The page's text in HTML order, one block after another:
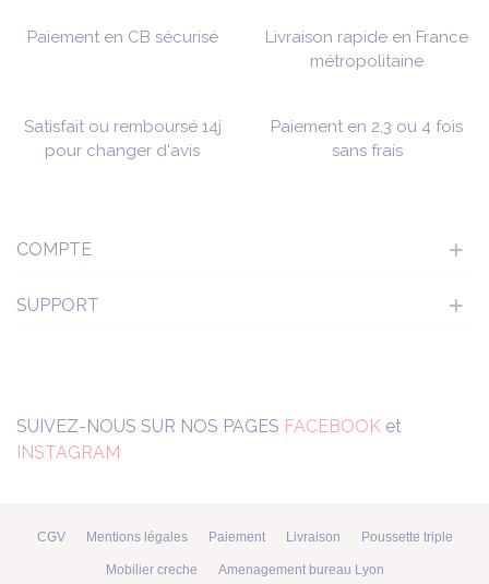
Paiement en CB sécurisé
Livraison rapide en France
métropolitaine
Satisfait ou remboursé 14j
pour changer d'avis
Paiement en 2,3 ou 4 fois
sans frais
SUIVEZ-NOUS SUR NOS PAGES FACEBOOK et
INSTAGRAM
COMPTE
SUPPORT
CGV Mentions légales Paiement Livraison Poussette triple
Mobilier creche Amenagement bureau Lyon